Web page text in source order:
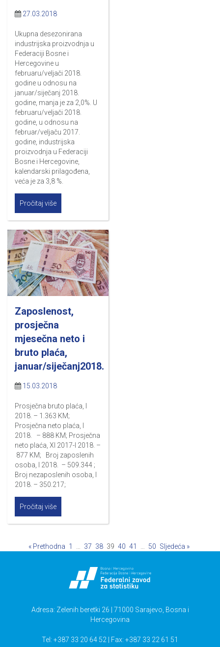
27.03.2018
Ukupna desezonirana
industrijska proizvodnja u
Federaciji Bosne i
Hercegovine u
februaru/veljači 2018.
godine u odnosu na
januar/siječanj 2018.
godine, manja je za 2,0%. U
februaru/veljači 2018.
godine, u odnosu na
februar/veljaču 2017.
godine, industrijska
proizvodnja u Federaciji
Bosne i Hercegovine,
kalendarski prilagođena,
veća je za 3,8 %.
Pročitaj više
Zaposlenost,
prosječna
mjesečna neto i
bruto plaća,
januar/siječanj2018.
15.03.2018
Prosječna bruto plaća, I
2018. – 1.363 KM;
Prosječna neto plaća, I
2018. – 888 KM; Prosječna
neto plaća, XI 2017-I 2018. –
877 KM; Broj zaposlenih
osoba, I 2018. – 509.344 ;
Broj nezaposlenih osoba, I
2018. – 350.217;
Pročitaj više
« Prethodna 1 … 37 38 39 40 41 … 50 Sljedeća »
Adresa: Zelenih beretki 26 | 71000 Sarajevo, Bosna i
Hercegovina
Tel: +387 33 20 64 52 | Fax: +387 33 22 61 51